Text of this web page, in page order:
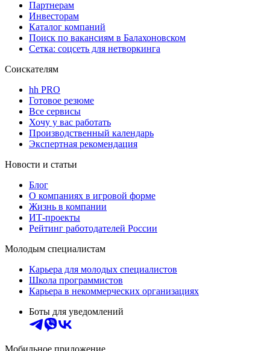
Партнерам
Инвесторам
Каталог компаний
Поиск по вакансиям в Балахоновском
Сетка: соцсеть для нетворкинга
Соискателям
hh PRO
Готовое резюме
Все сервисы
Хочу у вас работать
Производственный календарь
Экспертная рекомендация
Новости и статьи
Блог
О компаниях в игровой форме
Жизнь в компании
ИТ-проекты
Рейтинг работодателей России
Молодым специалистам
Карьера для молодых специалистов
Школа программистов
Карьера в некоммерческих организациях
Боты для уведомлений